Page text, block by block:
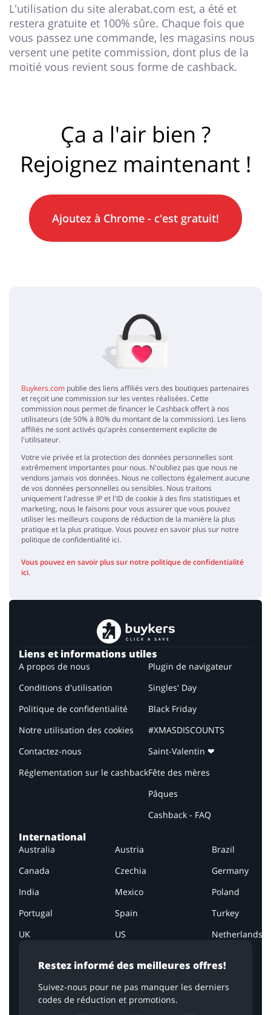
L'utilisation du site alerabat.com est, a été et
restera gratuite et 100% sûre. Chaque fois que
vous passez une commande, les magasins nous
versent une petite commission, dont plus de la
moitié vous revient sous forme de cashback.
Ça a l'air bien ?
Rejoignez maintenant !
Ajoutez à Chrome - c'est gratuit!
Buykers.com publie des liens affiliés vers des boutiques partenaires
et reçoit une commission sur les ventes réalisées. Cette
commission nous permet de financer le Cashback offert à nos
utilisateurs (de 50% à 80% du montant de la commission). Les liens
affiliés ne sont activés qu'après consentement explicite de
l'utilisateur.
Votre vie privée et la protection des données personnelles sont
extrêmement importantes pour nous. N'oubliez pas que nous ne
vendons jamais vos données. Nous ne collectons également aucune
de vos données personnelles ou sensibles. Nous traitons
uniquement l'adresse IP et l'ID de cookie à des fins statistiques et
marketing, nous le faisons pour vous assurer que vous pouvez
utiliser les meilleurs coupons de réduction de la manière la plus
pratique et la plus pratique. Vous pouvez en savoir plus sur notre
politique de confidentialité ici.
Vous pouvez en savoir plus sur notre politique de confidentialité
ici.
Restez informé des meilleures offres!
Suivez-nous pour ne pas manquer les derniers
codes de réduction et promotions.
Liens et informations utiles
A propos de nous
Conditions d'utilisation
Politique de confidentialité
Notre utilisation des cookies
Contactez-nous
Réglementation sur le cashback
Plugin de navigateur
Singles' Day
Black Friday
#XMASDISCOUNTS
Saint-Valentin ❤
Fête des mères
Pâques
Cashback - FAQ
International
Australia Austria
Brazil
Canada
Czechia
Germany
India
Mexico
Poland
Portugal
Spain
Turkey
UK
US Netherlands